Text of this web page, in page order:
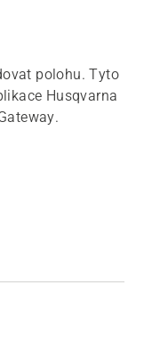
polohu. Tyto
Husqvarna